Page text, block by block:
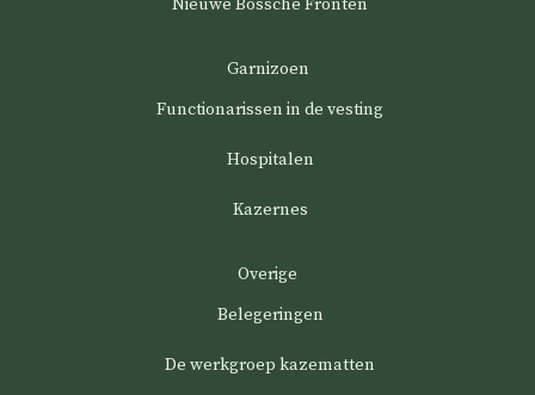
Nieuwe Bossche Fronten
Garnizoen
Functionarissen in de vesting
Hospitalen
Kazernes
Overige
Belegeringen
De werkgroep kazematten